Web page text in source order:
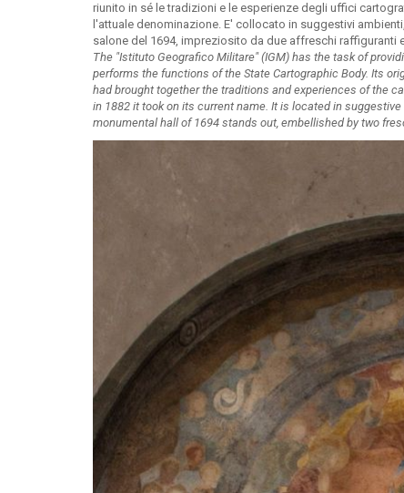
riunito in sé le tradizioni e le esperienze degli uffici
l'attuale denominazione. E' collocato in suggestivi
salone del 1694, impreziosito da due affreschi raffiguranti
The "Istituto Geografico Militare" (IGM) has the task of
performs the functions of the State Cartographic Body. Its
had brought together the traditions and experiences of the
in 1882 it took on its current name. It is located in
monumental hall of 1694 stands out, embellished by two